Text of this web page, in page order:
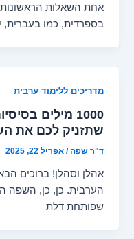
אחת השאלות הראשונות
בספרדית, כמו בעברית,
מדריכים ללימוד ערבית
1000 מילים
שתזניק לכם את
ד"ר שפה/אפריל 22, 2025
אהלן וסהלן! ברוכים
הערבית. כן, כן, השפה
שפותחת דלת